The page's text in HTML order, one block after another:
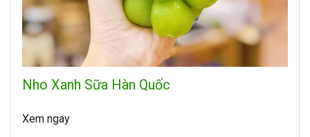
Nho Xanh Sữa Hàn Quốc
Xem ngay